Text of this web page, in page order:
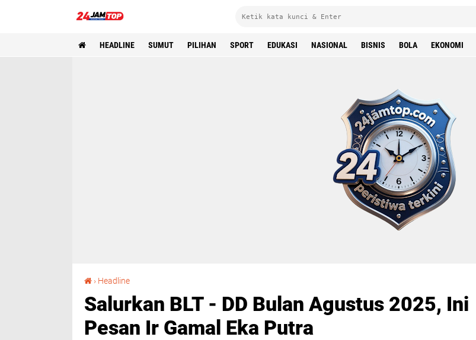
HEADLINE SUMUT PILIHAN SPORT EDUKASI NASIONAL BISNIS BOLA EKONOMI
› Headline
Salurkan BLT - DD Bulan Agustus 2025, Ini
Pesan Ir Gamal Eka Putra